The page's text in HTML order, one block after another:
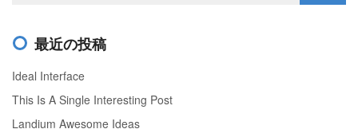
最近の投稿
Ideal Interface
This Is A Single Interesting Post
Landium Awesome Ideas